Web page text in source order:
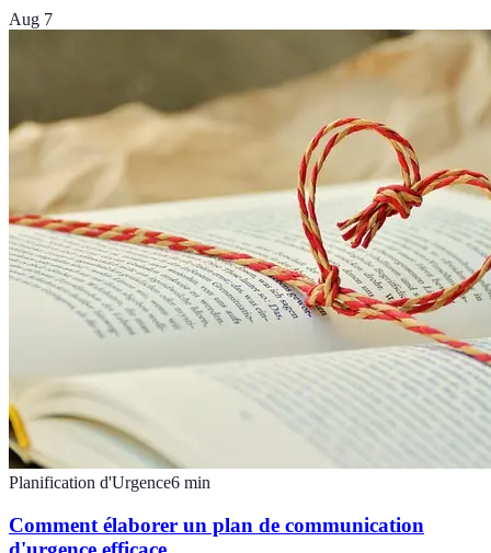
Aug 7
Planification d'Urgence6 min
Comment élaborer un plan de communication